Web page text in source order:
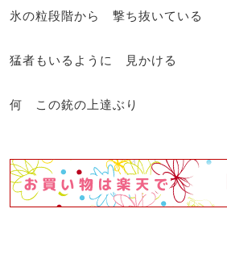
氷の粒段階から 撃ち抜いている
猛者もいるように 見かける
何 この銃の上達ぶり